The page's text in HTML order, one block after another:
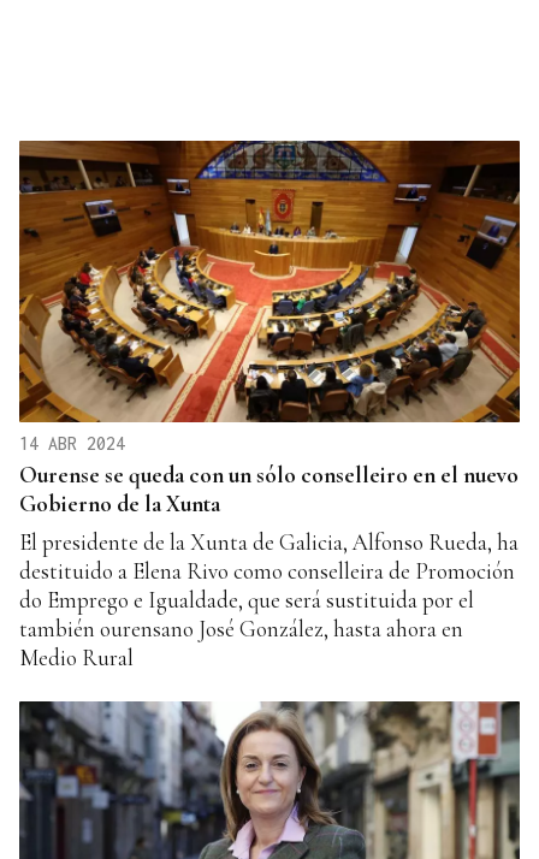
14 ABR 2024
Ourense se queda con un sólo conselleiro en el nuevo
Gobierno de la Xunta
El presidente de la Xunta de Galicia, Alfonso Rueda, ha
destituido a Elena Rivo como conselleira de Promoción
do Emprego e Igualdade, que será sustituida por el
también ourensano José González, hasta ahora en
Medio Rural